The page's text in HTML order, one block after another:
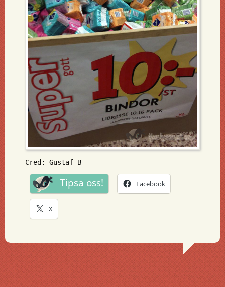
Cred: Gustaf B
Tipsa oss! Facebook
X